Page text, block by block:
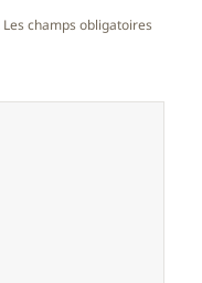
Les champs obligatoires